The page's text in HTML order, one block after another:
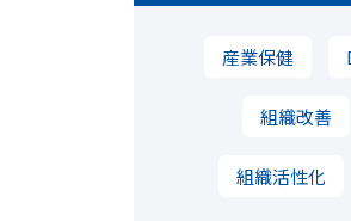
産業保健
組織改善
組織活性化